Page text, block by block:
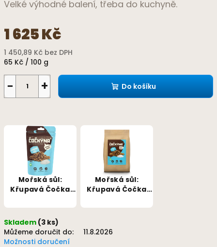
Velké výhodné balení, třeba do kuchyně.
1 625 Kč
1 450,89 Kč bez DPH
Měrná
65 Kč / 100 g
+
− Do košíku
Mořská sůl:
Křupavá Čočka
Mořská sůl:
Křupavá Čočka
Skladem (3 ks)
Můžeme doručit do:
11.8.2026
Možnosti doručení